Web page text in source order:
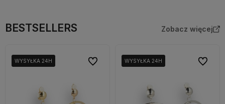
BESTSELLERS Zobacz więcej
WYSYŁKA 24H
WYSYŁKA 24H Do ulubionychWYSYŁKA 24H
WYSYŁKA 24H Do